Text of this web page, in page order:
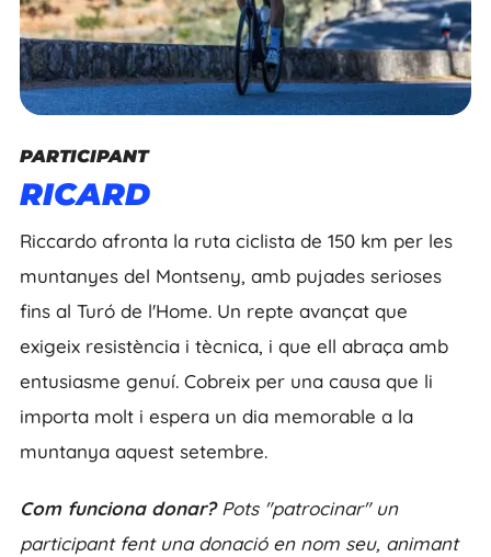
PARTICIPANT
RICARD
Riccardo afronta la ruta ciclista de 150 km per les
muntanyes del Montseny, amb pujades serioses
fins al Turó de l'Home. Un repte avançat que
exigeix resistència i tècnica, i que ell abraça amb
entusiasme genuí. Cobreix per una causa que li
importa molt i espera un dia memorable a la
muntanya aquest setembre.
Com funciona donar?Pots "patrocinar" un
participant fent una donació en nom seu, animant